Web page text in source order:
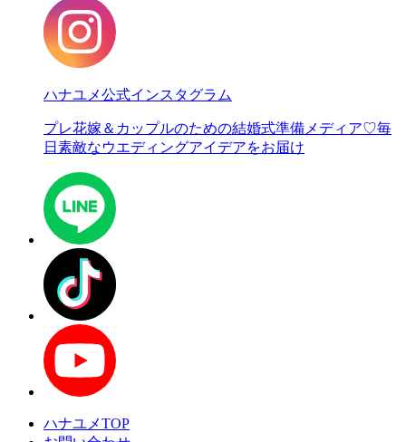
ハナユメ公式インスタグラム
プレ花嫁＆カップルのための結婚式準備メディア♡毎
日素敵なウエディングアイデアをお届け
ハナユメTOP